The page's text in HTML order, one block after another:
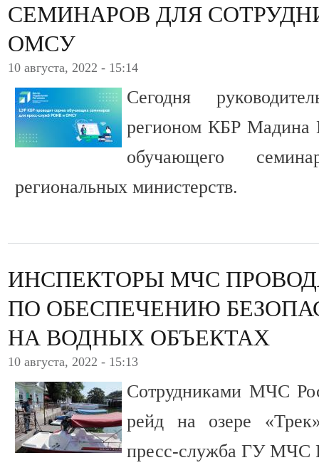
СЕМИНАРОВ ДЛЯ
ОМСУ
10 августа, 2022 - 15:14
Сегодня
регионом КБР Мадина
обучающего
региональных министерств.
ИНСПЕКТОРЫ МЧС
ПО ОБЕСПЕЧЕНИЮ
НА ВОДНЫХ ОБЪЕКТАХ
10 августа, 2022 - 15:13
Сотрудниками МЧС
рейд на озере
пресс-служба ГУ МЧС